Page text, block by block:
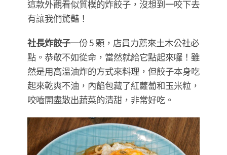
​​​​​​​這款外觀看似質樸的炸餃子，沒想到一咬下去
有讓我們驚豔！
社長炸餃子一份 5 顆，店員力薦來土木公社必
點。恭敬不如從命，當然就給它點起來囉！雖
然是用高溫油炸的方式來料理，但餃子本身吃
起來乾爽不油，內餡包藏了紅蘿蔔和玉米粒，
咬嚙開盡散出蔬菜的清甜，非常好吃。